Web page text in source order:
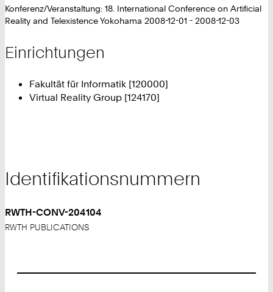
Konferenz/Veranstaltung: 18. International Conference on Artificial
Reality and Telexistence Yokohama 2008-12-01 - 2008-12-03
Einrichtungen
Fakultät für Informatik [120000]
Virtual Reality Group [124170]
Identifikationsnummern
RWTH-CONV-204104
RWTH PUBLICATIONS